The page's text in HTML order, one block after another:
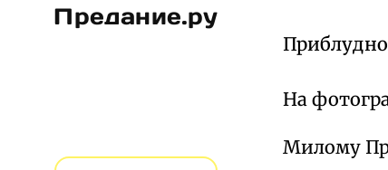
Предание.ру
На
Милому